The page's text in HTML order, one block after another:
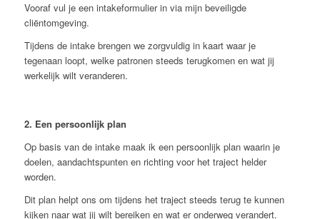
Vooraf vul je een intakeformulier in via mijn beveiligde
cliëntomgeving.
Tijdens de intake brengen we zorgvuldig in kaart waar je
tegenaan loopt, welke patronen steeds terugkomen en wat jij
werkelijk wilt veranderen.
2. Een persoonlijk plan
Op basis van de intake maak ik een persoonlijk plan waarin je
doelen, aandachtspunten en richting voor het traject helder
worden.
Dit plan helpt ons om tijdens het traject steeds terug te kunnen
kijken naar wat jij wilt bereiken en wat er onderweg verandert.